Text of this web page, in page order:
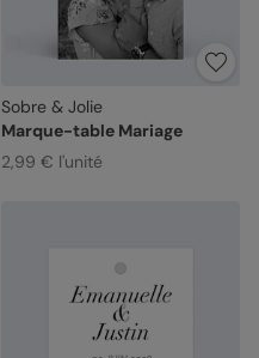
Sobre & Jolie
Marque-table Mariage
2,99 € l'unité